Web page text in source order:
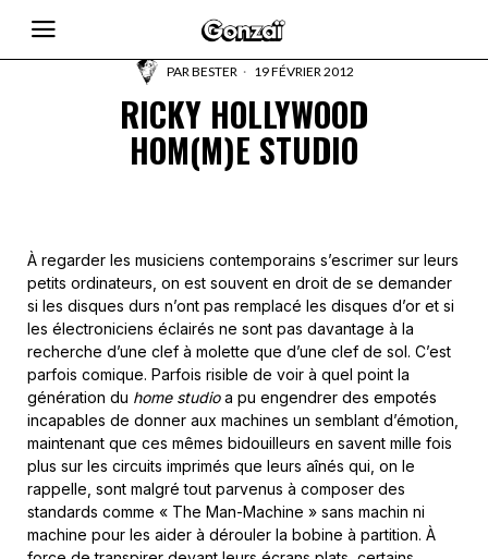
PARBESTER 19 FÉVRIER 2012
RICKY HOLLYWOOD
HOM(M)E STUDIO
À regarder les musiciens contemporains s’escrimer sur leurs
petits ordinateurs, on est souvent en droit de se demander
si les disques durs n’ont pas remplacé les disques d’or et si
les électroniciens éclairés ne sont pas davantage à la
recherche d’une clef à molette que d’une clef de sol. C’est
parfois comique. Parfois risible de voir à quel point la
génération du home studioa pu engendrer des empotés
incapables de donner aux machines un semblant d’émotion,
maintenant que ces mêmes bidouilleurs en savent mille fois
plus sur les circuits imprimés que leurs aînés qui, on le
rappelle, sont malgré tout parvenus à composer des
standards comme « The Man-Machine » sans machin ni
machine pour les aider à dérouler la bobine à partition. À